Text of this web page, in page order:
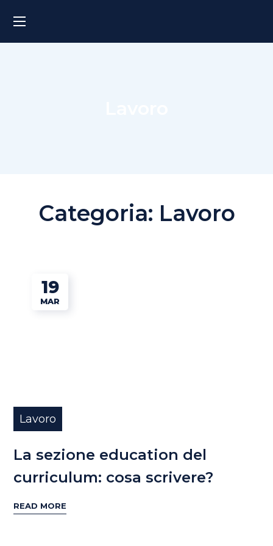
Categoria: Lavoro
19
MAR
Lavoro
La sezione education del
curriculum: cosa scrivere?
READ MORE